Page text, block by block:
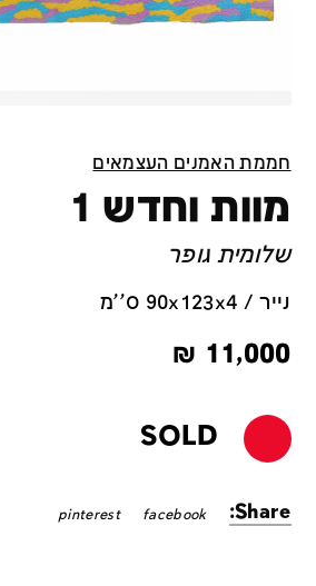
חממת האמנים העצמאים
מוות וחדש 1
שלומית גופר
נייר / 90x123x4 ס''מ
11,000
₪
SOLD
Share:
facebook
pinterest